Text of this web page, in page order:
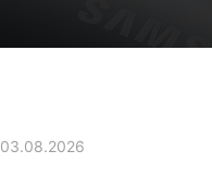
03.08.2026